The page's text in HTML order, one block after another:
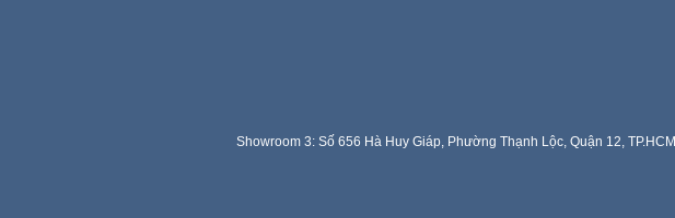
Showroom 3: Số 656 Hà Huy Giáp, Phường Thạnh Lộc, Quận 12, TP.HCM